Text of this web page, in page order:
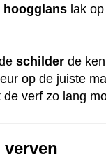
hoogglans lak
schilder de
op de juiste
verf zo lang